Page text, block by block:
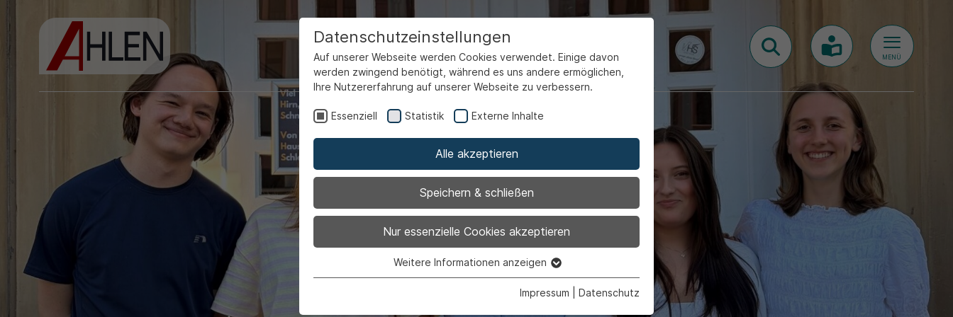
MENÜ
Datenschutzeinstellungen
Auf unserer Webseite werden Cookies verwendet. Einige davon
werden zwingend benötigt, während es uns andere ermöglichen,
Ihre Nutzererfahrung auf unserer Webseite zu verbessern.
Essenziell Statistik Externe Inhalte
Alle akzeptieren
Speichern & schließen
Nur essenzielle Cookies akzeptieren
Essenzielle Cookies werden für grundlegende Funktionen der
Weitere Informationen anzeigen
Impressum Datenschutz